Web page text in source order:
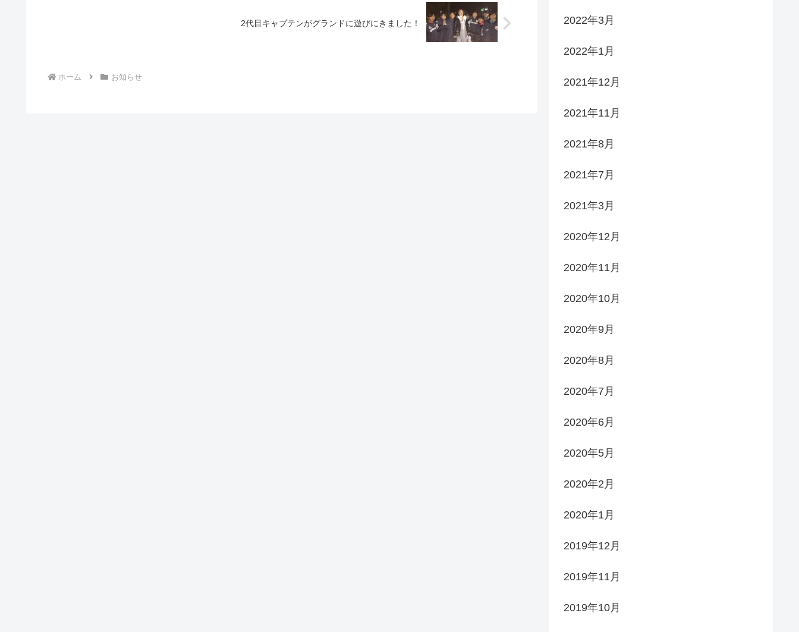
2代目キャプテンがグランドに遊びにきました！
ホーム お知らせ
2022年3月
2022年1月
2021年12月
2021年11月
2021年8月
2021年7月
2021年3月
2020年12月
2020年11月
2020年10月
2020年9月
2020年8月
2020年7月
2020年6月
2020年5月
2020年2月
2020年1月
2019年12月
2019年11月
2019年10月